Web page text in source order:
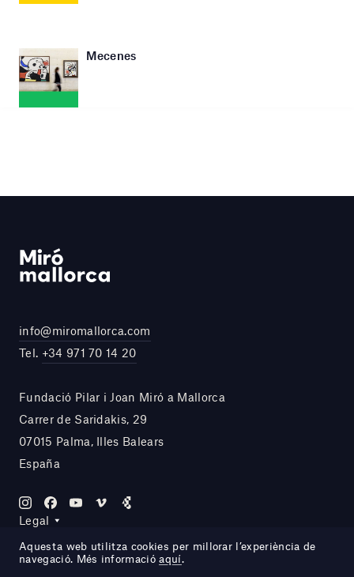
Mecenes
info@miromallorca.com
Tel. +34 971 70 14 20
Fundació Pilar i Joan Miró a Mallorca
Carrer de Saridakis, 29
07015 Palma, Illes Balears
España
Legal
Aquesta web utilitza cookies per millorar l’experiència de
navegació. Més informacióaquí.